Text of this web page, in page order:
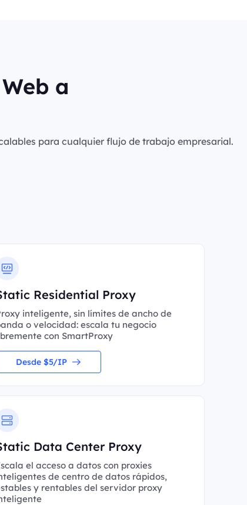
a
para cualquier flujo de trabajo empresarial.
Residential Proxy
inteligente, sin límites de ancho de
o velocidad: escala tu negocio
con SmartProxy
Desde $5/IP
Data Center Proxy
el acceso a datos con proxies
de centro de datos rápidos,
y rentables del servidor proxy